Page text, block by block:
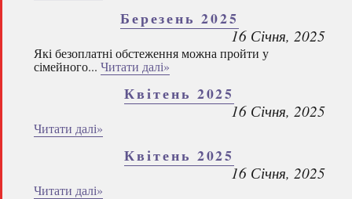
Березень 2025
16 Січня, 2025
Які безоплатні обстеження можна пройти у
сімейного... Читати далі»
Квітень 2025
16 Січня, 2025
Читати далі»
Квітень 2025
16 Січня, 2025
Читати далі»